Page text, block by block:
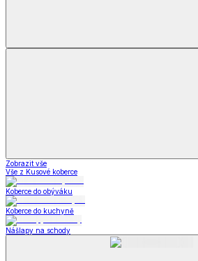
Zobrazit vše
Vše z Kusové koberce
Koberce do obýváku
Koberce do kuchyně
Nášlapy na schody